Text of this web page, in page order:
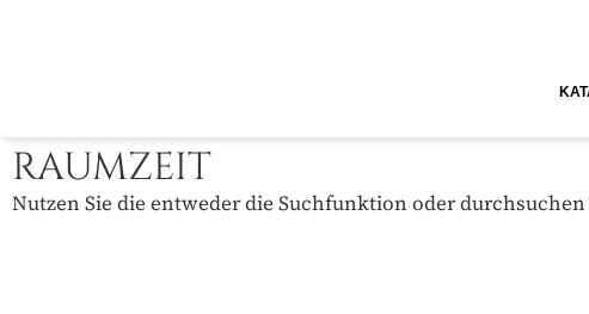
RAUMZEIT
Nutzen Sie die entweder die Suchfunktion oder durchsuchen